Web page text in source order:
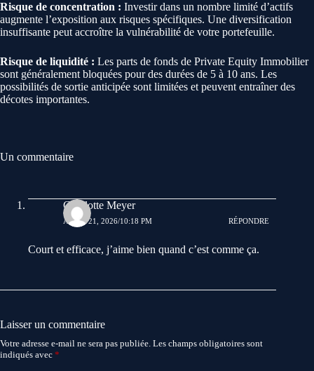
Risque de concentration : Investir dans un nombre limité d’actifs
augmente l’exposition aux risques spécifiques. Une diversification
insuffisante peut accroître la vulnérabilité de votre portefeuille.
Risque de liquidité : Les parts de fonds de Private Equity Immobilier
sont généralement bloquées pour des durées de 5 à 10 ans. Les
possibilités de sortie anticipée sont limitées et peuvent entraîner des
décotes importantes.
Un commentaire
Charlotte Meyer
AVRIL 21, 2026/10:18 PM RÉPONDRE
Court et efficace, j’aime bien quand c’est comme ça.
Laisser un commentaire
Votre adresse e-mail ne sera pas publiée. Les champs obligatoires sont
indiqués avec *